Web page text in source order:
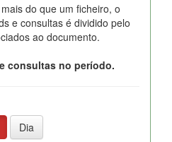
do que um ficheiro, o
e consultas é dividido pelo
ao documento.
consultas no período.
Dia